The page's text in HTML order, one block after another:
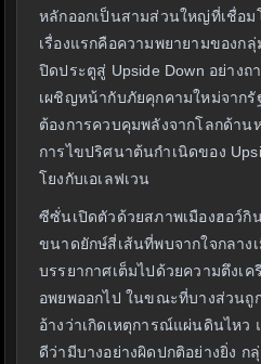
หลักออกเป็นสามส่วนใหญ่ที่เชื่อ
เรื่องแรกคือความพยายามของก
ปิดประตูสู่ Upside Down อย่างถ
เผชิญหน้ากับภัยคุกคามใหม่จาก
ต้องการควบคุมพลังจากโลกด้าน
การไขปริศนาต้นกำเนิดของ
โยงกับเอเลฟเวน
ซีซั่นเปิดตัวด้วยสภาพเมืองฮอว์กิ
ขนาดยักษ์สี่เส้นที่พบจากใจกลาง
บรรยากาศเต็มไปด้วยความตึงเ
อพยพออกไป ในขณะที่บางส่วนถู
อ้างว่าเกิดเหตุการณ์แผ่นดินไหว
ดีว่ามีบางอย่างผิดปกติอย่างยิ่ง ก